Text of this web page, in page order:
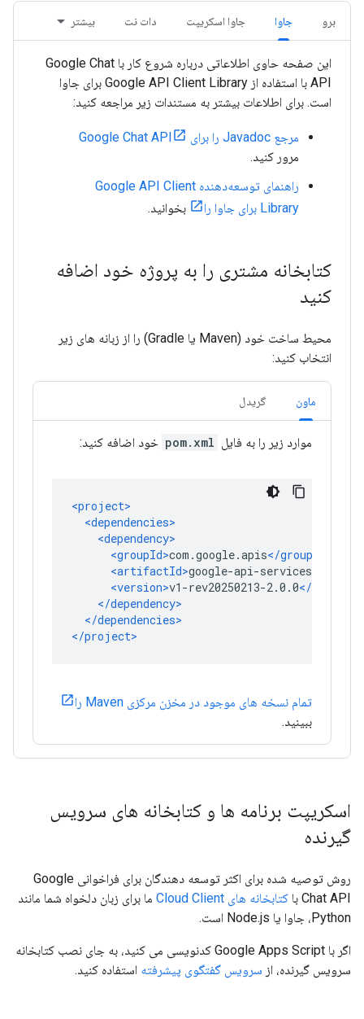
برو جاوا جاوا اسکریپت دات نت بیشتر
این صفحه حاوی اطلاعاتی درباره شروع کار با Google Chat
API با استفاده از Google API Client Library برای جاوا
است. برای اطلاعات بیشتر به مستندات زیر مراجعه کنید:
مرجع Javadoc را برای Google Chat API
مرور کنید.
راهنمای توسعه‌دهنده Google API Client
Library برای جاوا را
بخوانید.
کتابخانه مشتری را به پروژه خود اضافه
کنید
محیط ساخت خود (Maven یا Gradle) را از زبانه های زیر
انتخاب کنید:
ماون گریدل
موارد زیر را به فایل pom.xml خود اضافه کنید:
تمام نسخه های موجود در مخزن مرکزی Maven را
ببینید.
اسکریپت برنامه ها و کتابخانه های سرویس
گیرنده
روش توصیه شده برای اکثر توسعه دهندگان برای فراخوانی Google
Chat API با
کتابخانه های Cloud Client
ما برای زبان دلخواه شما مانند
Python، جاوا یا Node.js است.
اگر با Google Apps Script کدنویسی می کنید، به جای نصب کتابخانه
سرویس گیرنده، از سرویس گفتگوی پیشرفته استفاده کنید.